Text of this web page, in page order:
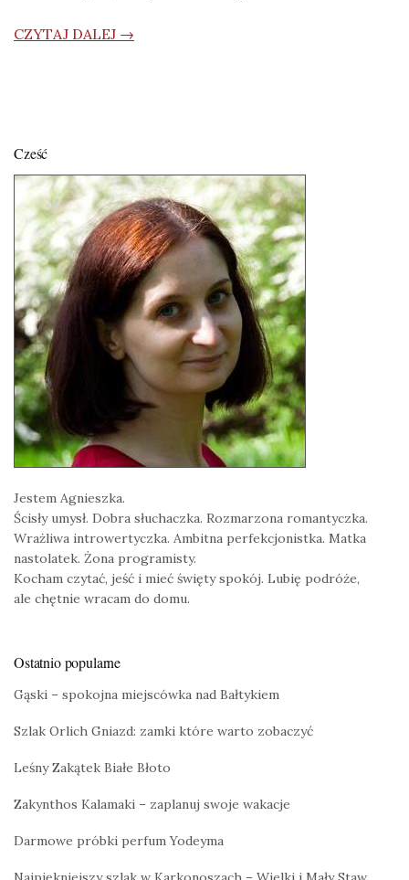
CZYTAJ DALEJ →
Cześć
Jestem Agnieszka.
Ścisły umysł. Dobra słuchaczka. Rozmarzona romantyczka.
Wrażliwa introwertyczka. Ambitna perfekcjonistka. Matka
nastolatek. Żona programisty.
Kocham czytać, jeść i mieć święty spokój. Lubię podróże,
ale chętnie wracam do domu.
Ostatnio popularne
Gąski – spokojna miejscówka nad Bałtykiem
Szlak Orlich Gniazd: zamki które warto zobaczyć
Leśny Zakątek Białe Błoto
Zakynthos Kalamaki – zaplanuj swoje wakacje
Darmowe próbki perfum Yodeyma